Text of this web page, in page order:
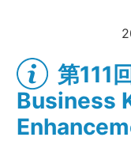
第111
Business